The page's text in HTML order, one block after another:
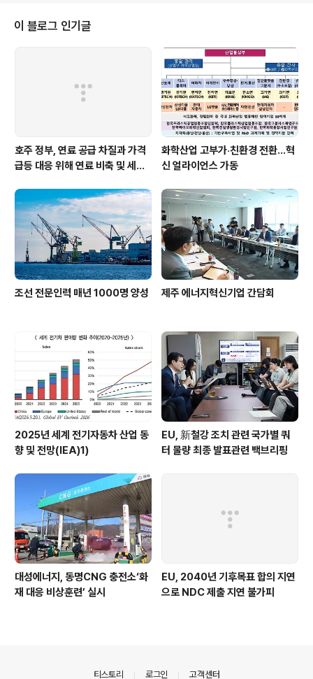
스시설 전반을 점검했다. 대성에너지 박문희 대표이사는
“이번 교체 지원으로 가스 사용 중 불안감을 느끼던 가구들
이 보다 안심하고 도시가스를 사용할 수 있게 되어 뜻깊게
생각한다”며 “대구시와의 협력 아래 앞으로도 공급권역 내
노후시설 개선과 취약계층 지원을 확대해 ‘안전하고 따뜻
한 에너지 복지’ 구현에 앞장서겠다”고 밝혔..
이 블로그 인기글
호주 정부, 연료 공급 차질과 가격
급등 대응 위해 연료 비축 및 세제
화학산업 고부가‧친환경 전환…혁
신 얼라이언스 가동
조선 전문인력 매년 1000명 양성 제주 에너지혁신기업 간담회
2025년 세계 전기자동차 산업 동
향 및 전망(IEA)1)
EU, 新철강 조치 관련 국가별 쿼
터 물량 최종 발표관련 백브리핑
대성에너지, 동명CNG 충전소‘화
재 대응 비상훈련’ 실시
EU, 2040년 기후목표 합의 지연
으로 NDC 제출 지연 불가피
티스토리 로그인 고객센터